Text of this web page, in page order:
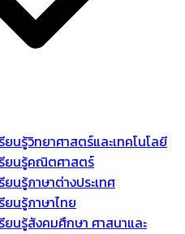
ยนรู้วิทยาศาสตร์และเทคโนโลยี
รียนรู้คณิตศาสตร์
ยนรู้ภาษาต่างประเทศ
ยนรู้ภาษาไทย
ยนรู้สังคมศึกษา ศาสนาและ